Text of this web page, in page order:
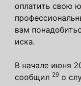
оплатить свою
вам
иска.
В начале июня
сообщил 29 о